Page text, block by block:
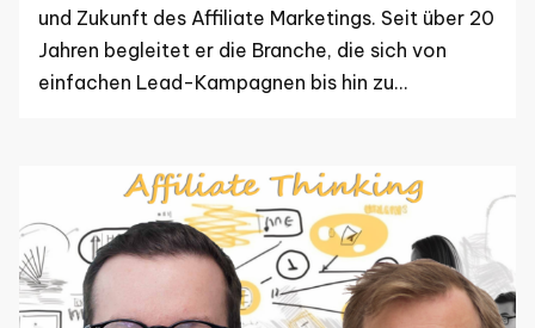
und Zukunft des Affiliate Marketings. Seit über 20
Jahren begleitet er die Branche, die sich von
einfachen Lead-Kampagnen bis hin zu…